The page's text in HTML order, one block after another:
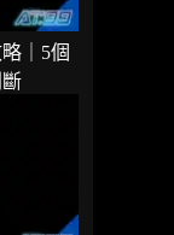
｜5個